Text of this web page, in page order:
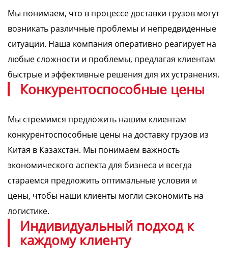
Мы понимаем, что в процессе доставки грузов могут
возникать различные проблемы и непредвиденные
ситуации. Наша компания оперативно реагирует на
любые сложности и проблемы, предлагая клиентам
быстрые и эффективные решения для их устранения.
Конкурентоспособные цены
Мы стремимся предложить нашим клиентам
конкурентоспособные цены на доставку грузов из
Китая в Казахстан. Мы понимаем важность
экономического аспекта для бизнеса и всегда
стараемся предложить оптимальные условия и
цены, чтобы наши клиенты могли сэкономить на
логистике.
Индивидуальный подход к
каждому клиенту